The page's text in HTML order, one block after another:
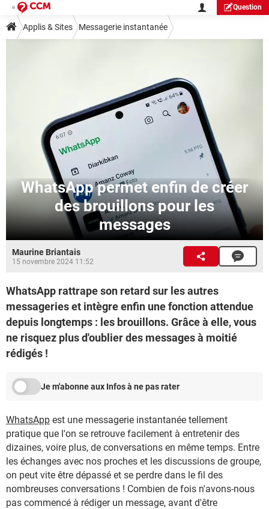
Question
Applis & Sites Messagerie instantanée
WhatsApp permet enfin de créer
des brouillons pour les
messages
Maurine Briantais
15 novembre 2024 11:52
WhatsApp rattrape son retard sur les autres
messageries et intègre enfin une fonction attendue
depuis longtemps : les brouillons. Grâce à elle, vous
ne risquez plus d'oublier des messages à moitié
rédigés !
Je m'abonne aux Infos à ne pas rater
WhatsApp est une messagerie instantanée tellement
pratique que l'on se retrouve facilement à entretenir des
dizaines, voire plus, de conversations en même temps. Entre
les échanges avec nos proches et les discussions de groupe,
on peut vite être dépassé et se perdre dans le fil des
nombreuses conversations ! Combien de fois n'avons-nous
pas commencé à rédiger un message, avant d'être